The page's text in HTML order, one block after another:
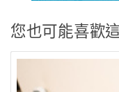
您也可能喜歡